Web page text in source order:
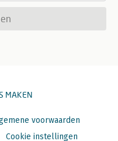
MAKEN
voorwaarden
Cookie instellingen